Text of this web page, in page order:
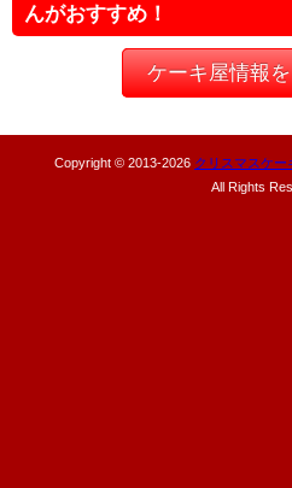
んがおすすめ！
ケーキ屋情報
Copyright © 2013-2026 クリスマスケー
All Rights